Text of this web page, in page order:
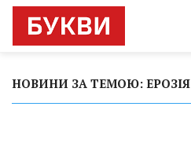
НОВИНИ ЗА ТЕМОЮ: ЕРОЗІЯ